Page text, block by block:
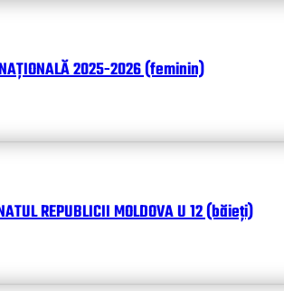
2025-2026 (feminin)
REPUBLICII MOLDOVA U 12 (băieți)